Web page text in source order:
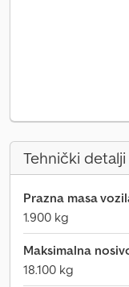
Tehnički detalji
Prazna masa
1.900 kg
Maksimalna
18.100 kg